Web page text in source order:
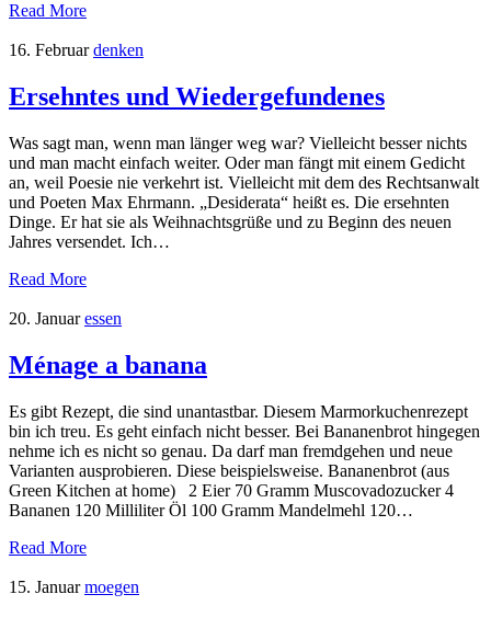
Read More
16. Februar denken
Ersehntes und Wiedergefundenes
Was sagt man, wenn man länger weg war? Vielleicht besser nichts
und man macht einfach weiter. Oder man fängt mit einem Gedicht
an, weil Poesie nie verkehrt ist. Vielleicht mit dem des Rechtsanwalt
und Poeten Max Ehrmann. „Desiderata“ heißt es. Die ersehnten
Dinge. Er hat sie als Weihnachtsgrüße und zu Beginn des neuen
Jahres versendet. Ich…
Read More
20. Januar essen
Ménage a banana
Es gibt Rezept, die sind unantastbar. Diesem Marmorkuchenrezept
bin ich treu. Es geht einfach nicht besser. Bei Bananenbrot hingegen
nehme ich es nicht so genau. Da darf man fremdgehen und neue
Varianten ausprobieren. Diese beispielsweise. Bananenbrot (aus
Green Kitchen at home) 2 Eier 70 Gramm Muscovadozucker 4
Bananen 120 Milliliter Öl 100 Gramm Mandelmehl 120…
Read More
15. Januar moegen